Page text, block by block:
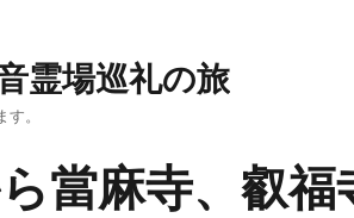
霊場巡礼の旅
。
當麻寺、叡福